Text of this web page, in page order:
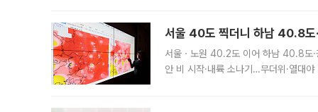
서울 40도 찍더니 하남 40.8
서울ㆍ노원 40.2도 이어 하남 40.8도
안 비 시작·내륙 소나기…무더위·열대